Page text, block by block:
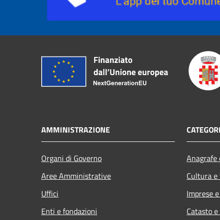
AMMINISTRAZIONE
Organi di Governo
Aree Amministrative
Uffici
Enti e fondazioni
Cultura
Imprese
Catasto